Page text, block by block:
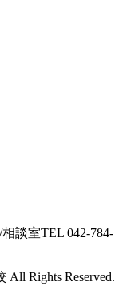
談室TEL 042-784-
Rights Reserved.